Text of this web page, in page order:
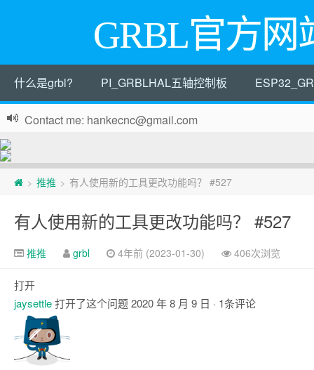
GRBL官方网
什么是grbl? PI_GRBLHAL五轴控制板
Contact me: hankecnc@gmail.com
> 推推 > 有人使用新的工具更改功能吗？ #527
有人使用新的工具更改功能吗？ #527
推推 grbl 4年前 (2023-01-30) 406次浏览
打开
jaysettle打开了这个问题2020 年 8 月 9 日 · 1条评论
注